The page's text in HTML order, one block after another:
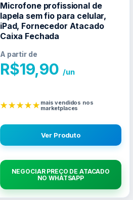
Microfone profissional de
lapela sem fio para celular,
iPad, Fornecedor Atacado
Caixa Fechada
A partir de
R$19,90 /un
★★★★★mais vendidos nos
marketplaces
Ver Produto
NEGOCIAR PREÇO DE ATACADO
NO WHATSAPP